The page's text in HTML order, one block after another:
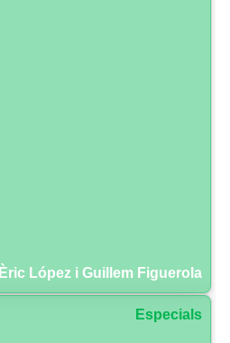
Èric López i Guillem Figuerola
Especials